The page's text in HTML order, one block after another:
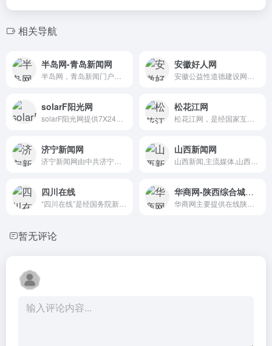
相关导航
半岛网-青岛新闻网 安徽好人网
solarF阳光网 松花江网
济宁新闻网 山西新闻网
四川在线 华商网-陕西综合城市门户
暂无评论